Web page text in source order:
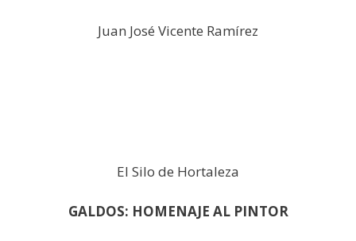
Juan José Vicente Ramírez
El Silo de Hortaleza
GALDOS: HOMENAJE AL PINTOR